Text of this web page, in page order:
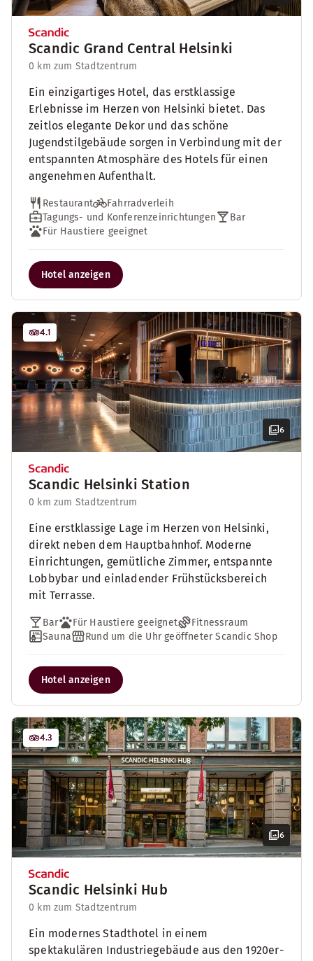
Scandic Grand Central Helsinki
0 km zum Stadtzentrum
Ein einzigartiges Hotel, das erstklassige
Erlebnisse im Herzen von Helsinki bietet. Das
zeitlos elegante Dekor und das schöne
Jugendstilgebäude sorgen in Verbindung mit der
entspannten Atmosphäre des Hotels für einen
angenehmen Aufenthalt.
Restaurant
Fahrradverleih
Tagungs- und Konferenzeinrichtungen
Bar
Für Haustiere geeignet
Hotel anzeigen
6
4.1
Scandic Helsinki Station
0 km zum Stadtzentrum
Eine erstklassige Lage im Herzen von Helsinki,
direkt neben dem Hauptbahnhof. Moderne
Einrichtungen, gemütliche Zimmer, entspannte
Lobbybar und einladender Frühstücksbereich
mit Terrasse.
Bar Für Haustiere geeignet
Fitnessraum
Sauna
Rund um die Uhr geöffneter Scandic Shop
Hotel anzeigen
6
4.3
Scandic Helsinki Hub
0 km zum Stadtzentrum
Ein modernes Stadthotel in einem
spektakulären Industriegebäude aus den 1920er-